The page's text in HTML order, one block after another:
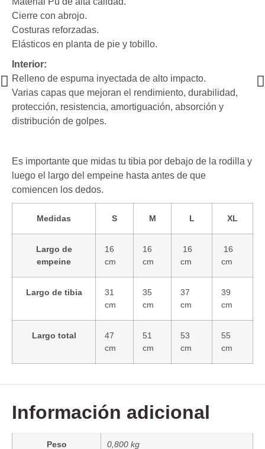
Cierre con abrojo.
Costuras reforzadas.
Elásticos en planta de pie y tobillo.
Interior:
Relleno de espuma inyectada de alto impacto.
Varias capas que mejoran el rendimiento, durabilidad,
protección, resistencia, amortiguación, absorción y
distribución de golpes.
Es importante que midas tu tibia por debajo de la rodilla y
luego el largo del empeine hasta antes de que
comiencen los dedos.
Medidas S M L XL
Largo de
empeine
16
cm
16
cm
16
cm
16
cm
Largo de tibia
31
cm
35
cm
37
cm
39
cm
Largo total
47
cm
51
cm
53
cm
55
cm
Información adicional
Peso 0,800 kg